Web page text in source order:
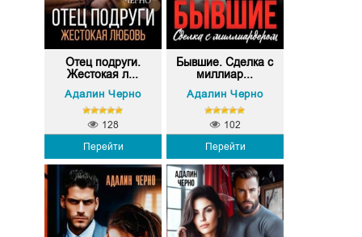
Отец подруги.
Жестокая л...
Адалин Черно
Перейти
128
Бывшие. Сделка с
миллиар...
Адалин Черно
Перейти
102